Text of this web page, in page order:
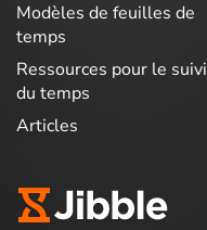
Modèles de feuilles de
temps
Ressources pour le suivi
du temps
Articles